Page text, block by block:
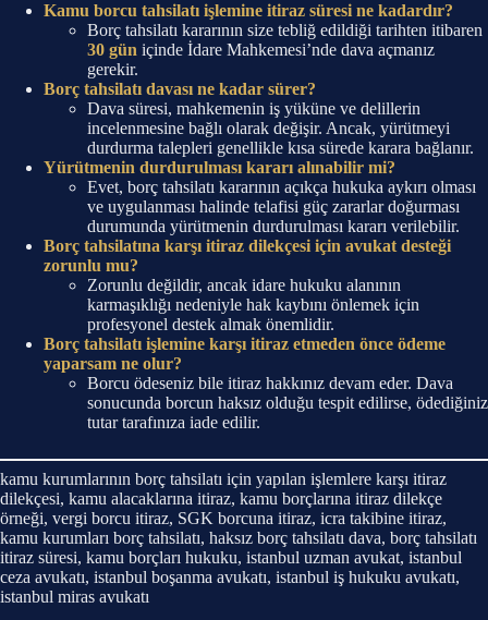
Kamu borcu tahsilatı işlemine itiraz süresi ne kadardır?
Borç tahsilatı kararının size tebliğ edildiği tarihten itibaren
30 gün içinde İdare Mahkemesi’nde dava açmanız
gerekir.
Borç tahsilatı davası ne kadar sürer?
Dava süresi, mahkemenin iş yüküne ve delillerin
incelenmesine bağlı olarak değişir. Ancak, yürütmeyi
durdurma talepleri genellikle kısa sürede karara bağlanır.
Yürütmenin durdurulması kararı alınabilir mi?
Evet, borç tahsilatı kararının açıkça hukuka aykırı olması
ve uygulanması halinde telafisi güç zararlar doğurması
durumunda yürütmenin durdurulması kararı verilebilir.
Borç tahsilatına karşı itiraz dilekçesi için avukat desteği
zorunlu mu?
Zorunlu değildir, ancak idare hukuku alanının
karmaşıklığı nedeniyle hak kaybını önlemek için
profesyonel destek almak önemlidir.
Borç tahsilatı işlemine karşı itiraz etmeden önce ödeme
yaparsam ne olur?
Borcu ödeseniz bile itiraz hakkınız devam eder. Dava
sonucunda borcun haksız olduğu tespit edilirse, ödediğiniz
tutar tarafınıza iade edilir.
kamu kurumlarının borç tahsilatı için yapılan işlemlere karşı itiraz
dilekçesi, kamu alacaklarına itiraz, kamu borçlarına itiraz dilekçe
örneği, vergi borcu itiraz, SGK borcuna itiraz, icra takibine itiraz,
kamu kurumları borç tahsilatı, haksız borç tahsilatı dava, borç tahsilatı
itiraz süresi, kamu borçları hukuku, istanbul uzman avukat, istanbul
ceza avukatı, istanbul boşanma avukatı, istanbul iş hukuku avukatı,
istanbul miras avukatı